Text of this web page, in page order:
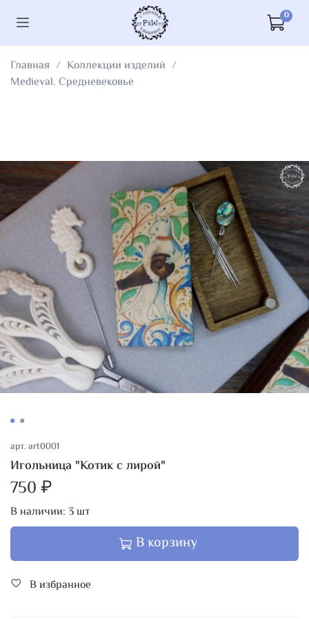
0
Главная
Коллекции изделий
Medieval. Средневековье
арт.art0001
Игольница "Котик с лирой"
750 ₽
В наличии: 3шт
В корзину
В избранное